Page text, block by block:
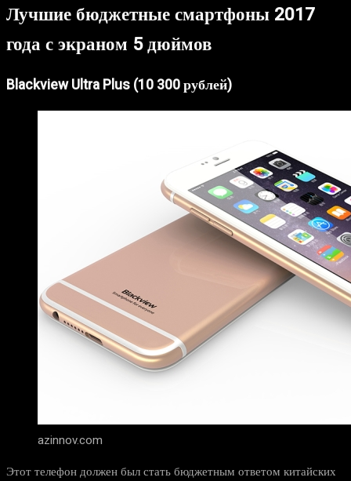
Лучшие бюджетные смартфоны 2017
года с экраном 5 дюймов
Blackview Ultra Plus (10 300 рублей)
azinnov.com
Этот телефон должен был стать бюджетным ответом китайских